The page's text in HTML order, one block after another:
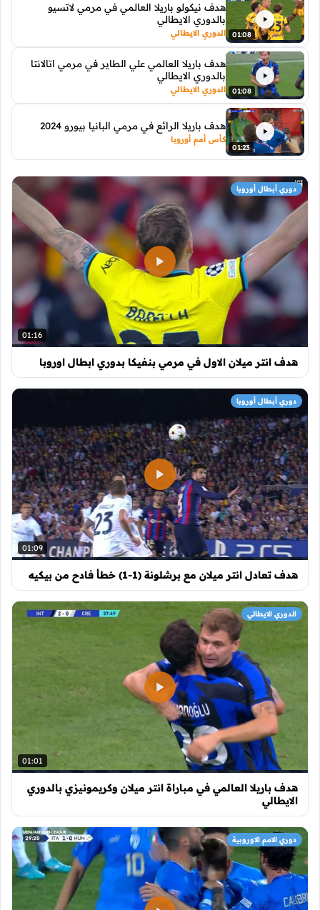
01:08
هدف نيكولو باريلا العالمي في مرمي لاتسيو
بالدوري الايطالي
الدوري الايطالي
01:08
هدف باريلا العالمي علي الطاير في مرمي اتالانتا
بالدوري الايطالي
الدوري الايطالي
01:23
هدف باريلا الرائع في مرمي البانيا بيورو 2024
كأس أمم أوروبا
01:16
هدف انتر ميلان الاول في مرمي بنفيكا بدوري ابطال اوروبا
دوري أبطال أوروبا
01:09
هدف تعادل انتر ميلان مع برشلونة (1-1) خطأ فادح من بيكيه
دوري أبطال أوروبا
01:01
هدف باريلا العالمي في مباراة انتر ميلان وكريمونيزي بالدوري
الايطالي
الدوري الايطالي
دوري الامم الاوروبية